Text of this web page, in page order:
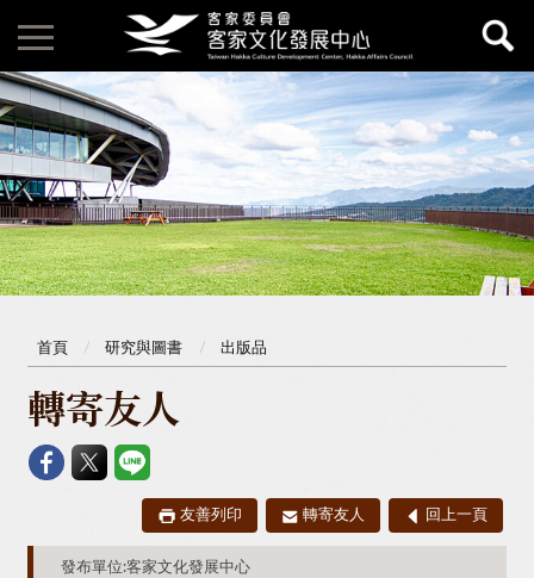
首頁 研究與圖書 出版品
轉寄友人
友善列印 轉寄友人 回上一頁
發布單位:客家文化發展中心